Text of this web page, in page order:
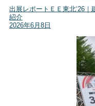
出展レポートＥＥ東北‘26
紹介
2026年6月8日